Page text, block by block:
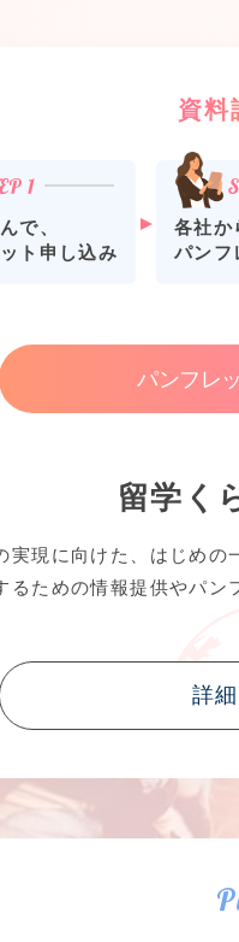
資料
で、
ト申し込み
各社か
パンフ
パンフレ
留学く
実現に向けた、はじめの
るための情報提供やパン
詳